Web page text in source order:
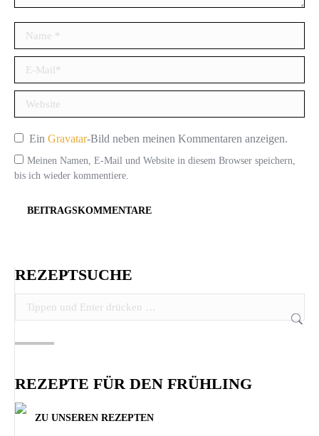
EinGravatar-Bild neben meinen Kommentaren anzeigen.
Meinen Namen, E-Mail und Website in diesem Browser speichern,
bis ich wieder kommentiere.
BEITRAGSKOMMENTARE
REZEPTSUCHE
REZEPTE FÜR DEN FRÜHLING
ZU UNSEREN REZEPTEN